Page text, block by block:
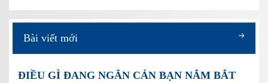
Bài viết mới
ĐIỀU GÌ ĐANG NGĂN CẢN BẠN NẮM BẮT